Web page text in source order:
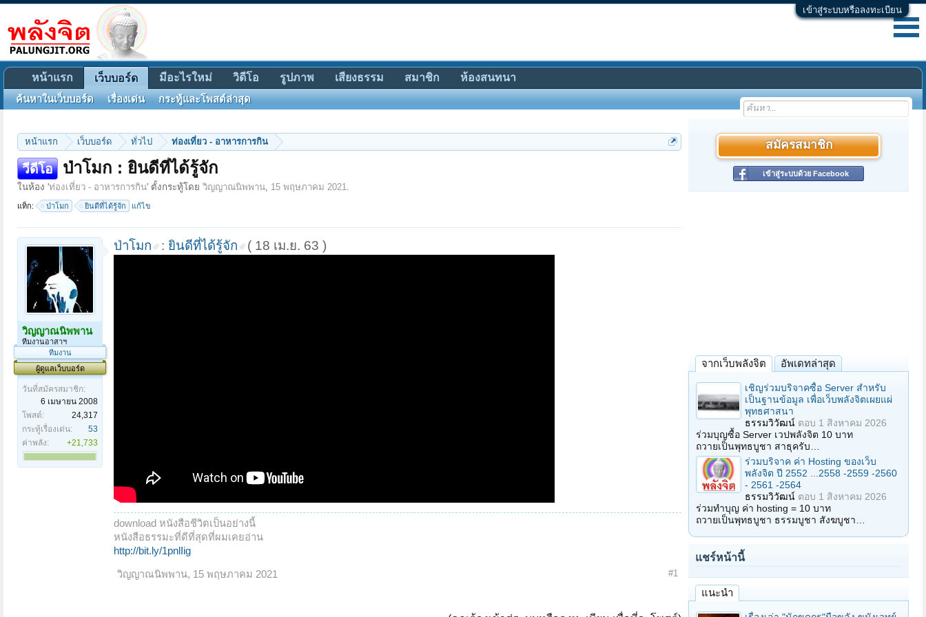
เข้าสู่ระบบหรือลงทะเบียน
หน้าแรก เว็บบอร์ด ทั่วไป ท่องเที่ยว - อาหารการกิน
วีดีโอ ป่าโมก : ยินดีที่ได้รู้จัก
ในห้อง 'ท่องเที่ยว - อาหารการกิน' ตั้งกระทู้โดย วิญญาณนิพพาน, 15 พฤษภาคม 2021.
แท็ก: ป่าโมก ยินดีที่ได้รู้จัก แก้ไข
วิญญาณนิพพาน
ทีมงานอาสาฯ
ทีมงาน
ผู้ดูแลเว็บบอร์ด
วันที่สมัครสมาชิก:
6 เมษายน 2008
โพสต์:
24,317
กระทู้เรื่องเด่น:
53
ค่าพลัง:
+21,733
ป่าโมก : ยินดีที่ได้รู้จัก ( 18 เม.ย. 63 )
download หนังสือชีวิตเป็นอย่างนี้
หนังสือธรรมะที่ดีที่สุดที่ผมเคยอ่าน
http://bit.ly/1pnlIig
วิญญาณนิพพาน, 15 พฤษภาคม 2021 #1
สมัครสมาชิก
เข้าสู่ระบบด้วย Facebook
จากเว็บพลังจิต อัพเดทล่าสุด
เชิญร่วมบริจาคซื้อ Server สำหรับ
เป็นฐานข้อมูล เพื่อเว็บพลังจิตเผยแผ่
พุทธศาสนา
ธรรมวิวัฒน์ ตอบ 1 สิงหาคม 2026
ร่วมบุญซื้อ Server เวปพลังจิต 10 บาท
ถวายเป็นพุทธบูชา สาธุครับ…
ร่วมบริจาค ค่า Hosting ของเว็บ
พลังจิต ปี 2552 ...2558 -2559 -2560
- 2561 -2564
ธรรมวิวัฒน์ ตอบ 1 สิงหาคม 2026
ร่วมทำบุญ ค่า hosting = 10 บาท
ถวายเป็นพุทธบูชา ธรรมบูชา สังฆบูชา…
แชร์หน้านี้
แนะนำ
หน้าแรก เว็บบอร์ด
ค้นหาในเว็บบอร์ด เรื่องเด่น กระทู้และโพสต์ล่าสุด
มีอะไรใหม่ วิดีโอ รูปภาพ เสียงธรรม สมาชิก ห้องสนทนา